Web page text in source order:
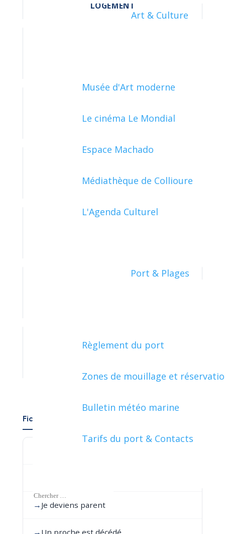
Art & Culture
Musée d'Art moderne
Le cinéma Le Mondial
Espace Machado
Médiathèque de Collioure
L'Agenda Culturel
Port & Plages
Règlement du port
Zones de mouillage et
Bulletin météo marine
Tarifs du port & Contacts
LOGEMENT
SOCIAL - SANTÉ
Fiches pratiques par événement de vie
→ Je deviens parent
Un proche est décédé